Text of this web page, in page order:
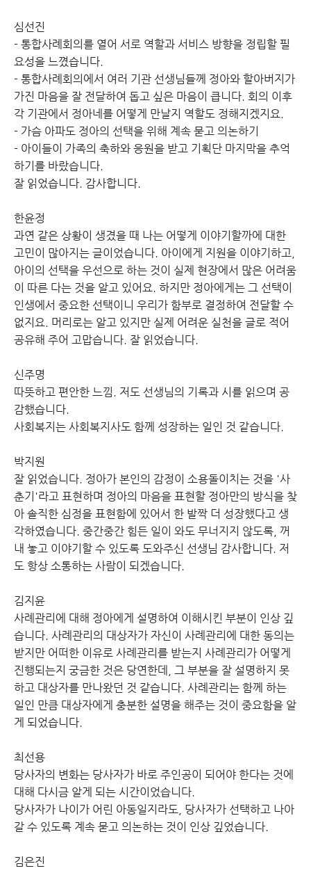
심선진
- 통합사례회의를 열어 서로 역할과 서비스 방향을 정립할 필
요성을 느꼈습니다.
- 통합사례회의에서 여러 기관 선생님들께 정아와 할아버지가
가진 마음을 잘 전달하여 돕고 싶은 마음이 큽니다. 회의 이후
각 기관에서 정아네를 어떻게 만날지 역할도 정해지겠지요.
- 가슴 아파도 정아의 선택을 위해 계속 묻고 의논하기
- 아이들이 가족의 축하와 응원을 받고 기획단 마지막을 추억
하기를 바랐습니다.
잘 읽었습니다. 감사합니다.
한윤정
과연 같은 상황이 생겼을 때 나는 어떻게 이야기할까에 대한
고민이 많아지는 글이었습니다. 아이에게 지원을 이야기하고,
아이의 선택을 우선으로 하는 것이 실제 현장에서 많은 어려움
이 따른 다는 것을 알고 있어요. 하지만 정아에게는 그 선택이
인생에서 중요한 선택이니 우리가 함부로 결정하여 전달할 수
없지요. 머리로는 알고 있지만 실제 어려운 실천을 글로 적어
공유해 주어 고맙습니다. 잘 읽었습니다.
신주명
따뜻하고 편안한 느낌. 저도 선생님의 기록과 시를 읽으며 공
감했습니다.
사회복지는 사회복지사도 함께 성장하는 일인 것 같습니다.
박지원
잘 읽었습니다. 정아가 본인의 감정이 소용돌이치는 것을 '사
춘기'라고 표현하며 정아의 마음을 표현할 정아만의 방식을 찾
아 솔직한 심정을 표현함에 있어서 한 발짝 더 성장했다고 생
각하였습니다. 중간중간 힘든 일이 와도 무너지지 않도록, 꺼
내 놓고 이야기할 수 있도록 도와주신 선생님 감사합니다. 저
도 항상 소통하는 사람이 되겠습니다.
김지윤
사례관리에 대해 정아에게 설명하여 이해시킨 부분이 인상 깊
습니다. 사례관리의 대상자가 자신이 사례관리에 대한 동의는
받지만 어떠한 이유로 사례관리를 받는지 사례관리가 어떻게
진행되는지 궁금한 것은 당연한데, 그 부분을 잘 설명하지 못
하고 대상자를 만나왔던 것 같습니다. 사례관리는 함께 하는
일인 만큼 대상자에게 충분한 설명을 해주는 것이 중요함을 알
게 되었습니다.
최선용
당사자의 변화는 당사자가 바로 주인공이 되어야 한다는 것에
대해 다시금 알게 되는 시간이었습니다.
당사자가 나이가 어린 아동일지라도, 당사자가 선택하고 나아
갈 수 있도록 계속 묻고 의논하는 것이 인상 깊었습니다.
김은진